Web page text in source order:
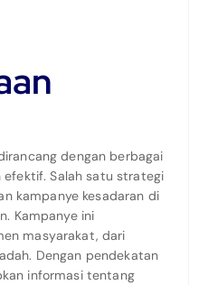
dengan berbagai
Salah satu strategi
kampanye kesadaran di
Kampanye ini
masyarakat, dari
Dengan pendekatan
informasi tentang